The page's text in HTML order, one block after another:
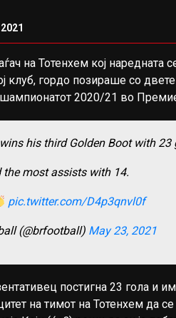
на Тотенхем кој наредната
клуб, гордо позираше со
шампионатот 2020/21 во
his third Golden Boot with 23
the most assists with 14.
pic.twitter.com/D4p3qnvl0f
(@brfootball) May 23, 2021
постигна 23 гола и
на тимот на Тотенхем да